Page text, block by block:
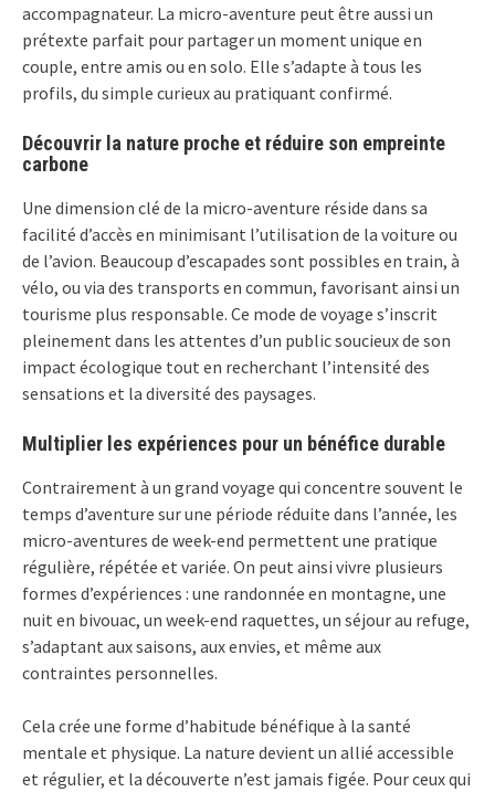
accompagnateur. La micro-aventure peut être aussi un
prétexte parfait pour partager un moment unique en
couple, entre amis ou en solo. Elle s’adapte à tous les
profils, du simple curieux au pratiquant confirmé.
Découvrir la nature proche et réduire son empreinte
carbone
Une dimension clé de la micro-aventure réside dans sa
facilité d’accès en minimisant l’utilisation de la voiture ou
de l’avion. Beaucoup d’escapades sont possibles en train, à
vélo, ou via des transports en commun, favorisant ainsi un
tourisme plus responsable. Ce mode de voyage s’inscrit
pleinement dans les attentes d’un public soucieux de son
impact écologique tout en recherchant l’intensité des
sensations et la diversité des paysages.
Multiplier les expériences pour un bénéfice durable
Contrairement à un grand voyage qui concentre souvent le
temps d’aventure sur une période réduite dans l’année, les
micro-aventures de week-end permettent une pratique
régulière, répétée et variée. On peut ainsi vivre plusieurs
formes d’expériences : une randonnée en montagne, une
nuit en bivouac, un week-end raquettes, un séjour au refuge,
s’adaptant aux saisons, aux envies, et même aux
contraintes personnelles.
Cela crée une forme d’habitude bénéfique à la santé
mentale et physique. La nature devient un allié accessible
et régulier, et la découverte n’est jamais figée. Pour ceux qui